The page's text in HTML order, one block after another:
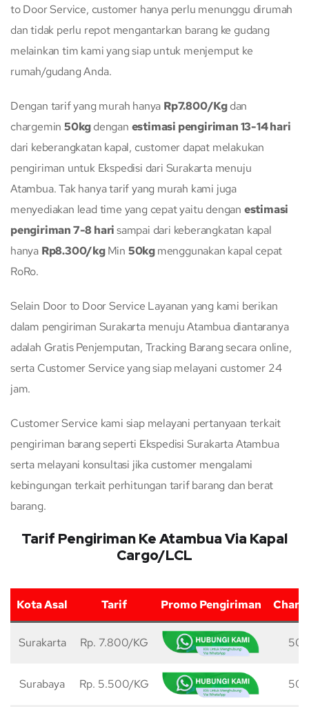
to Door Service, customer hanya perlu menunggu dirumah
dan tidak perlu repot mengantarkan barang ke gudang
melainkan tim kami yang siap untuk menjemput ke
rumah/gudang Anda.
Dengan tarif yang murah hanya Rp7.800/Kgdan
chargemin50kgdengan estimasi pengiriman 13-14 hari
dari keberangkatan kapal, customer dapat melakukan
pengiriman untuk Ekspedisi dari Surakarta menuju
Atambua. Tak hanya tarif yang murah kami juga
menyediakan lead time yang cepat yaitu dengan estimasi
pengiriman 7-8 harisampai dari keberangkatan kapal
hanya Rp8.300/kgMin 50kgmenggunakan kapal cepat
RoRo.
Selain Door to Door Service Layanan yang kami berikan
dalam pengiriman Surakarta menuju Atambua diantaranya
adalah Gratis Penjemputan, Tracking Barang secara online,
serta Customer Service yang siap melayani customer 24
jam.
Customer Service kami siap melayani pertanyaan terkait
pengiriman barang seperti Ekspedisi Surakarta Atambua
serta melayani konsultasi jika customer mengalami
kebingungan terkait perhitungan tarif barang dan berat
barang.
Tarif Pengiriman Ke Atambua Via Kapal
Cargo/LCL
Kota Asal Tarif Promo Pengiriman
Surakarta Rp. 7.800/KG 50
Surabaya Rp. 5.500/KG 50